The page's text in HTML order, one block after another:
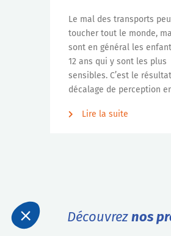
Le mal des transports
toucher tout le monde,
sont en général les
12 ans qui y sont les plus
sensibles. C’est le résultat
décalage de perception
Lire la suite
Découvreznos